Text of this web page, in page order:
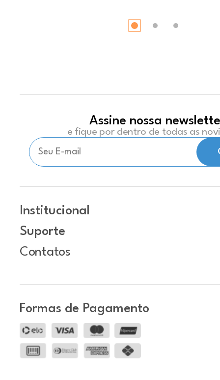
Assine nossa
e fique por dentro de todas as
Institucional
Suporte
Contatos
Formas de Pagamento